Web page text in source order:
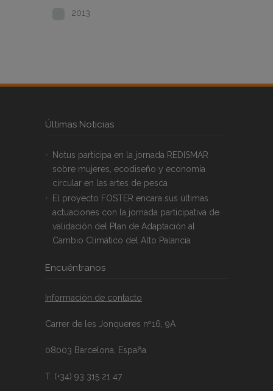
2013
Últimas Noticias
Notus participa en la jornada REDISMAR
sobre mujeres, ecodiseño y economía
circular en las artes de pesca
El proyecto FOSTER encara sus últimas
actuaciones con la jornada participativa de
validación del Plan de Adaptación al
Cambio Climático del Alto Palancia
Encuéntranos
Información de contacto
Carrer de les Jonqueres nº16, 9A
08003 Barcelona, España
T. (+34) 93 315 21 47